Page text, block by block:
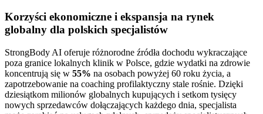
Korzyści ekonomiczne i ekspansja na rynek
globalny dla polskich specjalistów
StrongBody AI oferuje różnorodne źródła dochodu wykraczające
poza granice lokalnych klinik w Polsce, gdzie wydatki na zdrowie
koncentrują się w 55% na osobach powyżej 60 roku życia, a
zapotrzebowanie na coaching profilaktyczny stale rośnie. Dzięki
dziesiątkom milionów globalnych kupujących i setkom tysięcy
nowych sprzedawców dołączających każdego dnia, specjalista